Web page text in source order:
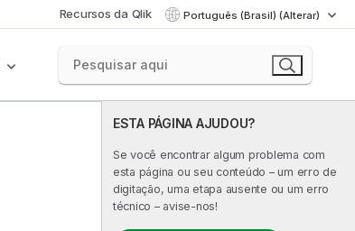
Recursos da Qlik Português (Brasil) (Alterar)
ESTA PÁGINA AJUDOU?
Se você encontrar algum problema com
esta página ou seu conteúdo – um erro de
digitação, uma etapa ausente ou um erro
técnico – avise-nos!